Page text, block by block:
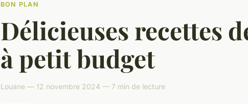
BON PLAN
Délicieuses recettes
à petit budget
Louane — 12 novembre 2024 — 7 min de lecture